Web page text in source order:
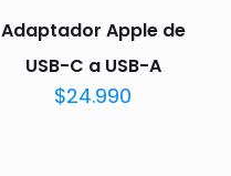
Adaptador Apple de
USB-C a USB-A
$24.990